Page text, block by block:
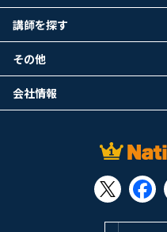
講師を探す
その他
会社情報